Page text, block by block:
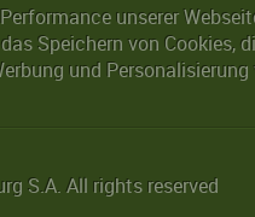
unserer
Speichern von
und
S.A. All rights reserved